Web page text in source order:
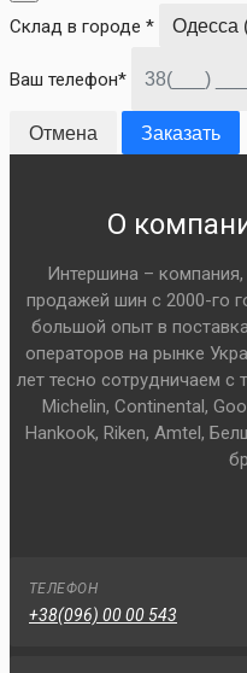
Склад в городе *
Ваш телефон*
Отмена Заказать
О
Интершина – компания,
продажей шин с 2000-го
большой опыт в
операторов на рынке
лет тесно сотрудничаем с
Michelin, Continental,
Hankook, Riken, Amtel,
ТЕЛЕФОН
+38(096) 00 00 543